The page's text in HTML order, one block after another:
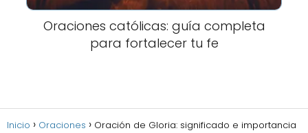
Oraciones católicas: guía completa
para fortalecer tu fe
Inicio Oraciones
Oración de Gloria: significado e importancia